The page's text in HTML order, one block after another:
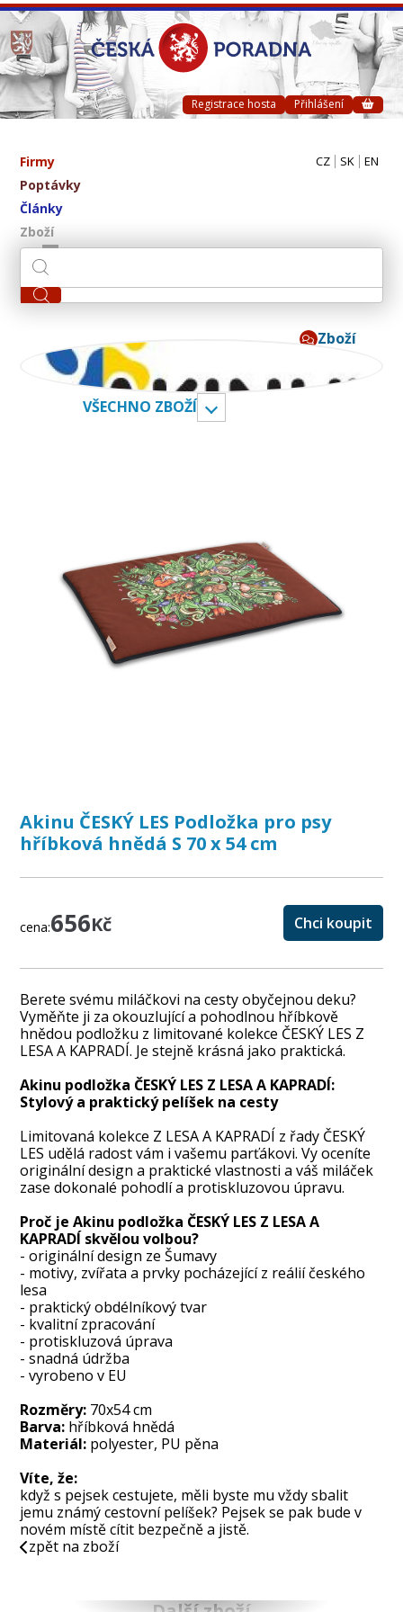
Registrace hosta Přihlášení
Firmy
Poptávky
Články
Zboží
CZ SK EN
Zboží
AKINU CZ s.r.o.
VŠECHNO ZBOŽÍ
Akinu ČESKÝ LES Podložka pro psy
hříbková hnědá S 70 x 54 cm
cena:656Kč Chci koupit
Berete svému miláčkovi na cesty obyčejnou deku?
Vyměňte ji za okouzlující a pohodlnou hříbkově
hnědou podložku z limitované kolekce ČESKÝ LES Z
LESA A KAPRADÍ. Je stejně krásná jako praktická.
Akinu podložka ČESKÝ LES Z LESA A KAPRADÍ:
Stylový a praktický pelíšek na cesty
Limitovaná kolekce Z LESA A KAPRADÍ z řady ČESKÝ
LES udělá radost vám i vašemu parťákovi. Vy oceníte
originální design a praktické vlastnosti a váš miláček
zase dokonalé pohodlí a protiskluzovou úpravu.
Proč je Akinu podložka ČESKÝ LES Z LESA A
KAPRADÍ skvělou volbou?
- originální design ze Šumavy
- motivy, zvířata a prvky pocházející z reálií českého
lesa
- praktický obdélníkový tvar
- kvalitní zpracování
- protiskluzová úprava
- snadná údržba
- vyrobeno v EU
Rozměry: 70x54 cm
Barva: hříbková hnědá
Materiál: polyester, PU pěna
Víte, že:
když s pejsek cestujete, měli byste mu vždy sbalit
jemu známý cestovní pelíšek? Pejsek se pak bude v
novém místě cítit bezpečně a jistě.
zpět na zboží